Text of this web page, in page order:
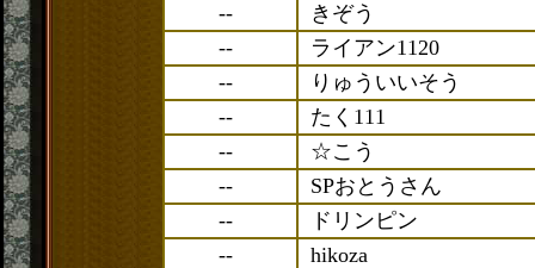
--
きぞう
--
ライアン1120
--
りゅういいそう
--
たく111
--
☆こう
--
SPおとうさん
--
ドリンピン
--
hikoza